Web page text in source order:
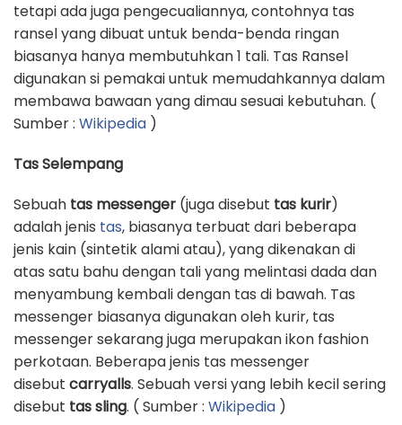
tetapi ada juga pengecualiannya, contohnya tas
ransel yang dibuat untuk benda-benda ringan
biasanya hanya membutuhkan 1 tali. Tas Ransel
digunakan si pemakai untuk memudahkannya dalam
membawa bawaan yang dimau sesuai kebutuhan. (
Sumber : Wikipedia )
Tas Selempang
Sebuah tas messenger (juga disebut tas kurir)
adalah jenis tas, biasanya terbuat dari beberapa
jenis kain (sintetik alami atau), yang dikenakan di
atas satu bahu dengan tali yang melintasi dada dan
menyambung kembali dengan tas di bawah. Tas
messenger biasanya digunakan oleh kurir, tas
messenger sekarang juga merupakan ikon fashion
perkotaan. Beberapa jenis tas messenger
disebut carryalls. Sebuah versi yang lebih kecil sering
disebut tas sling. ( Sumber : Wikipedia )